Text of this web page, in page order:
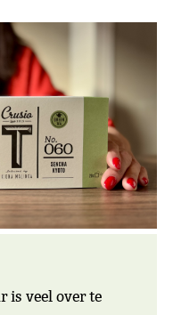
is veel over te